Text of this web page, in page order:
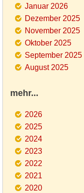
Januar 2026
Dezember 2025
November 2025
Oktober 2025
September 2025
August 2025
mehr...
2026
2025
2024
2023
2022
2021
2020